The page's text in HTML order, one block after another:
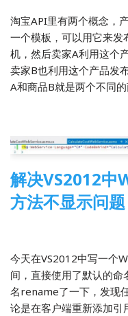
淘宝API里有两个概念，
一个模板，可以用它来发
机，然后卖家A利用这个
卖家B也利用这个产品发
A和商品B就是两个不同
解决VS2012中
方法不显示问题
今天在VS2012中写一个
间，直接使用了默认的
名rename了一下，发现
论是在客户端重新添加